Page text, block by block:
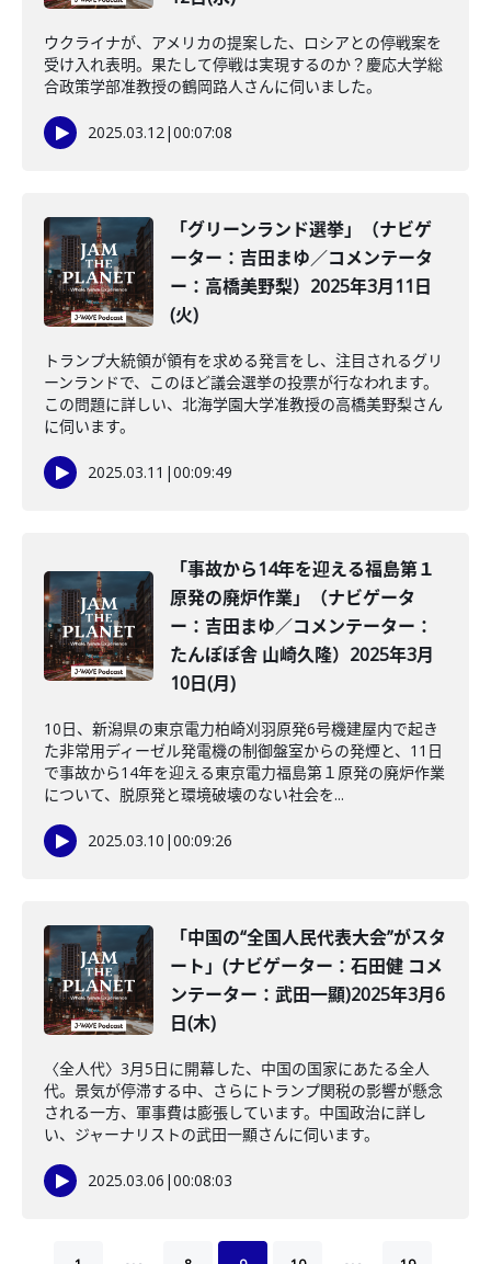
ウクライナが、アメリカの提案した、ロシアとの停戦案を
受け入れ表明。果たして停戦は実現するのか？慶応大学総
合政策学部准教授の鶴岡路人さんに伺いました。
2025.03.12|00:07:08
「グリーンランド選挙」（ナビゲ
ーター：吉田まゆ／コメンテータ
ー：高橋美野梨）2025年3月11日
(火)
トランプ大統領が領有を求める発言をし、注目されるグリ
ーンランドで、このほど議会選挙の投票が行なわれます。
この問題に詳しい、北海学園大学准教授の高橋美野梨さん
に伺います。
2025.03.11 |00:09:49
「事故から14年を迎える福島第１
原発の廃炉作業」（ナビゲータ
ー：吉田まゆ／コメンテーター：
たんぽぽ舎 山崎久隆）2025年3月
10日(月)
10日、新潟県の東京電力柏崎刈羽原発6号機建屋内で起き
た非常用ディーゼル発電機の制御盤室からの発煙と、11日
で事故から14年を迎える東京電力福島第１原発の廃炉作業
について、脱原発と環境破壊のない社会を...
2025.03.10 |00:09:26
「中国の“全国人民代表大会”がスタ
ート」(ナビゲーター：石田健 コメ
ンテーター：武田一顯)2025年3月6
日(木)
〈全人代〉3月5日に開幕した、中国の国家にあたる全人
代。景気が停滞する中、さらにトランプ関税の影響が懸念
される一方、軍事費は膨張しています。中国政治に詳し
い、ジャーナリストの武田一顯さんに伺います。
2025.03.06 |00:08:03
… …